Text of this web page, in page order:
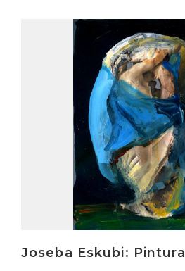
Joseba Eskubi: Pintura